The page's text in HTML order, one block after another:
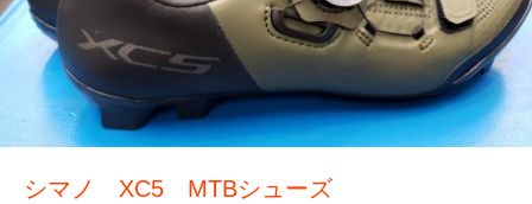
シマノ XC5 MTBシューズ